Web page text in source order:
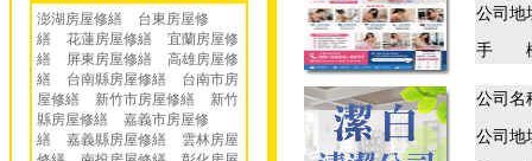
澎湖房屋修繕
台東房屋修
繕
花蓮房屋修繕
宜蘭房屋修
繕
屏東房屋修繕
高雄房屋修
繕
台南縣房屋修繕
台南市房
屋修繕
新竹市房屋修繕
新竹
縣房屋修繕
嘉義市房屋修
繕
嘉義縣房屋修繕
雲林房屋
公司地
手
公司名
公司地